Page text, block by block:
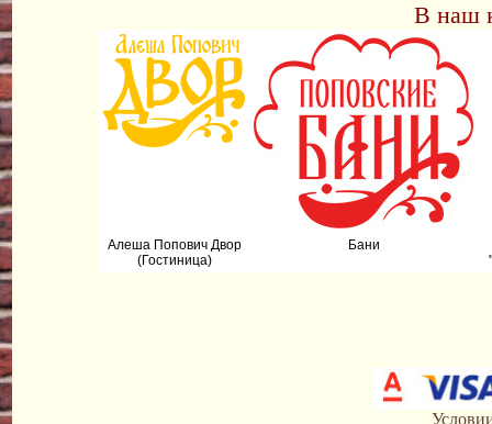
В наш
Алеша Попович Двор
(Гостиница)
Бани